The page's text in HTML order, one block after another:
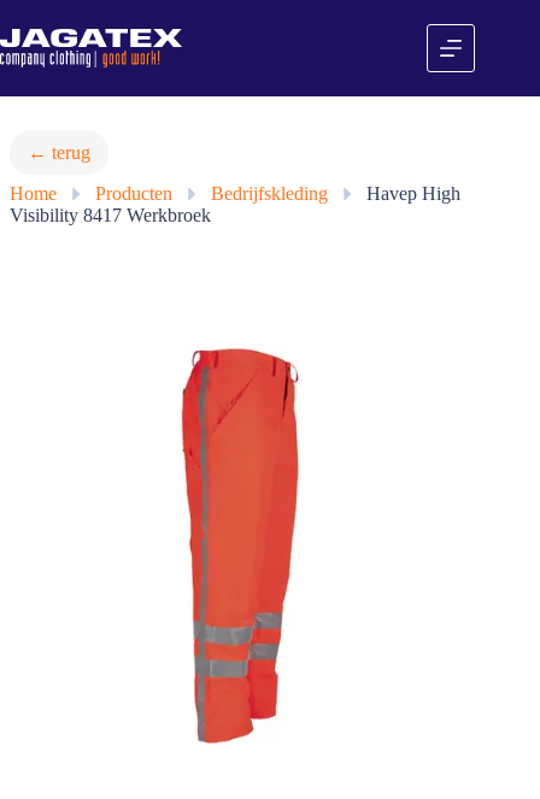
naar
de
inhoud
← terug
Home
» Producten » Bedrijfskleding »
Havep High
Visibility 8417 Werkbroek